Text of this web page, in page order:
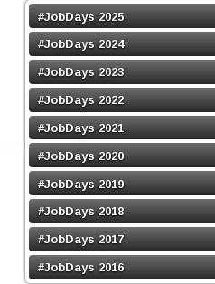
#JobDays 2025
#JobDays 2024
#JobDays 2023
#JobDays 2022
#JobDays 2021
#JobDays 2020
#JobDays 2019
#JobDays 2018
#JobDays 2017
#JobDays 2016